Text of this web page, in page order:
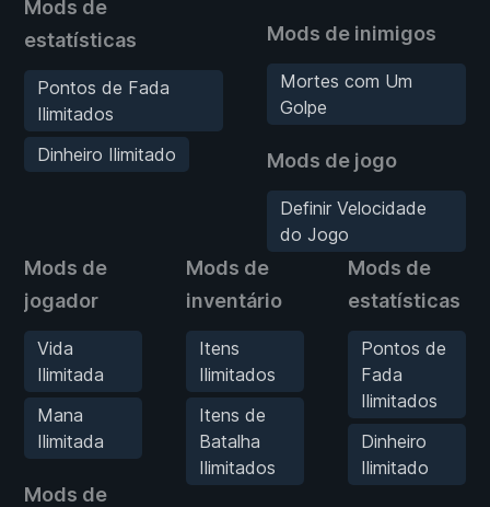
Mods de
estatísticas
Pontos de Fada
Ilimitados
Dinheiro Ilimitado
Mods de inimigos
Mortes com Um
Golpe
Mods de jogo
Definir Velocidade
do Jogo
Mods de
jogador
Vida
Ilimitada
Mana
Ilimitada
Mods de
Mods de
inventário
Itens
Ilimitados
Itens de
Batalha
Ilimitados
Mods de
estatísticas
Pontos de
Fada
Ilimitados
Dinheiro
Ilimitado